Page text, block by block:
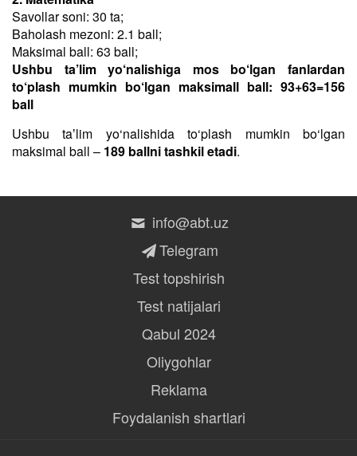
Savollar soni: 30 ta;
Baholash mezoni: 2.1 ball;
Maksimal ball: 63 ball;
Ushbu ta’lim yo‘nalishiga mos bo‘lgan fanlardan
to‘plash mumkin bo‘lgan maksimall ball: 93+63=156
ball
Ushbu taʼlim yo‘nalishida to‘plash mumkin bo‘lgan
maksimal ball – 189 ballni tashkil etadi.
info@abt.uz
Telegram
Test topshirish
Test natijalari
Qabul 2024
Oliygohlar
Reklama
Foydalanish shartlari